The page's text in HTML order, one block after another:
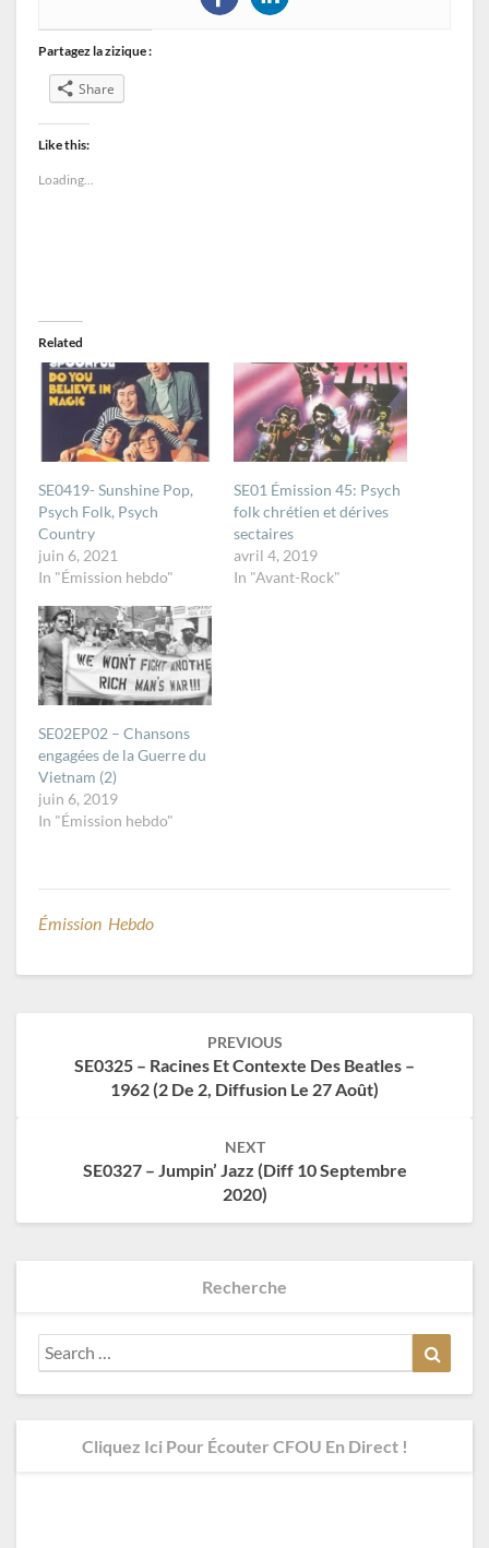
Partagez la zizique :
Share
Like this:
Loading...
Related
SE0419- Sunshine Pop,
Psych Folk, Psych
Country
juin 6, 2021
In "Émission hebdo"
SE01 Émission 45: Psych
folk chrétien et dérives
sectaires
avril 4, 2019
In "Avant-Rock"
SE02EP02 – Chansons
engagées de la Guerre du
Vietnam (2)
juin 6, 2019
In "Émission hebdo"
Émission Hebdo
PREVIOUS
SE0325 – Racines Et Contexte Des Beatles –
1962 (2 De 2, Diffusion Le 27 Août)
NEXT
SE0327 – Jumpin’ Jazz (diff 10 Septembre
2020)
Recherche
Search
for:
Cliquez Ici Pour Écouter CFOU En Direct !